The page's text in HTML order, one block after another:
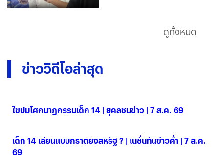
ดูทั้งหมด
ข่าววิดีโอล่าสุด
ไขปมโศกนาฏกรรมเด็ก 14 | ยุคลชนข่าว | 7 ส.ค. 69
เด็ก 14 เลียนแบบกราดยิงสหรัฐ ? | เนชั่นทันข่าวค่ำ | 7 ส.ค.
69